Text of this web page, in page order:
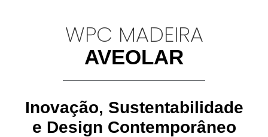
WPC MADEIRA
AVEOLAR
Inovação, Sustentabilidade
e Design Contemporâneo